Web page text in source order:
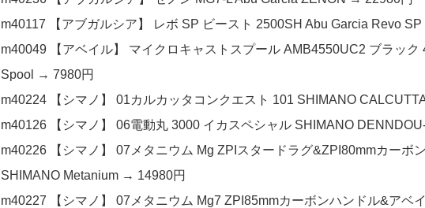
m40117 【アブガルシア】 レボ SP ビースト 2500SH Abu Garcia Revo
m40049 【アベイル】 マイクロキャストスプール AMB4550UC2 ブラッ
Spool → 7980円
m40224 【シマノ】 01カルカッタコンクエスト 101 SHIMANO
m40126 【シマノ】 06電動丸 3000 イカスペシャル SHIMANO
m40226 【シマノ】 07メタニウム Mg ZPIスタードラグ&ZPI80mmカーボ
SHIMANO Metanium → 14980円
m40227 【シマノ】 07メタニウム Mg7 ZPI85mmカーボンハンドル&アベ